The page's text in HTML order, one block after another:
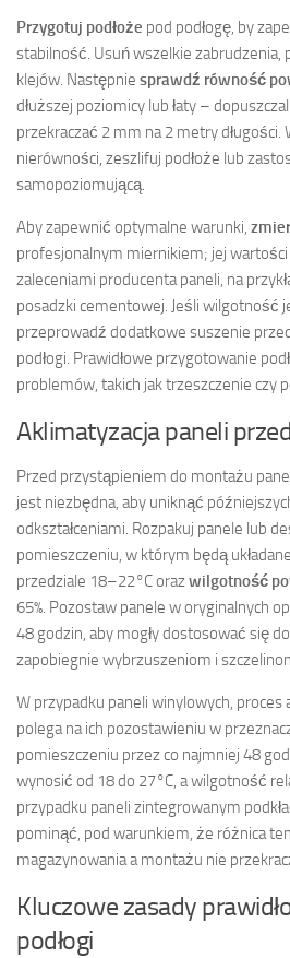
Przygotuj podłoże pod podłogę, by
stabilność. Usuń wszelkie zabrudzenia,
klejów. Następnie sprawdź równość
dłuższej poziomicy lub łaty –
przekraczać 2 mm na 2 metry długości.
nierówności, zeszlifuj podłoże lub
samopoziomującą.
Aby zapewnić optymalne warunki,
profesjonalnym miernikiem; jej
zaleceniami producenta paneli, na
posadzki cementowej. Jeśli wilgotność
przeprowadź dodatkowe suszenie
podłogi. Prawidłowe przygotowanie
problemów, takich jak trzeszczenie czy
Aklimatyzacja paneli
Przed przystąpieniem do montażu
jest niezbędna, aby uniknąć
odkształceniami. Rozpakuj panele lub
pomieszczeniu, w którym będą
przedziale 18–22°C orazwilgotność
65%. Pozostaw panele w oryginalnych
48 godzin, aby mogły dostosować się
zapobiegnie wybrzuszeniom i
W przypadku paneli winylowych, proces
polega na ich pozostawieniu w
pomieszczeniu przez co najmniej 48
wynosić od 18 do 27°C, a wilgotność
przypadku paneli zintegrowanym
pominąć, pod warunkiem, że różnica
magazynowania a montażu nie
Kluczowe zasady
podłogi